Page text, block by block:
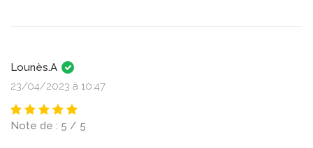
Lounès.A
23/04/2023 à 10:47
Note de : 5 / 5